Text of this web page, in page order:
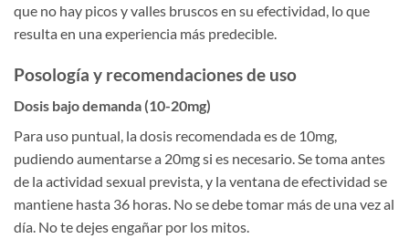
que no hay picos y valles bruscos en su efectividad, lo que
resulta en una experiencia más predecible.
Posología y recomendaciones de uso
Dosis bajo demanda (10-20mg)
Para uso puntual, la dosis recomendada es de 10mg,
pudiendo aumentarse a 20mg si es necesario. Se toma antes
de la actividad sexual prevista, y la ventana de efectividad se
mantiene hasta 36 horas. No se debe tomar más de una vez al
día. No te dejes engañar por los mitos.